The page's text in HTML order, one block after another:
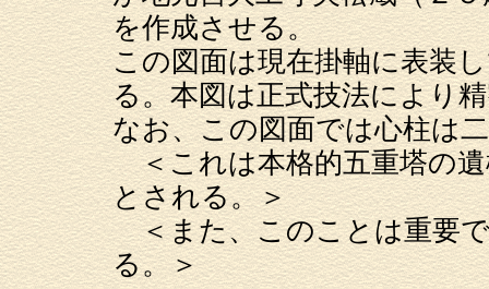
を作成させる。
この図面は現在掛軸に表装
る。本図は正式技法により
なお、この図面では心柱は
＜これは本格的五重塔の遺
とされる。＞
＜また、このことは重要で
る。＞